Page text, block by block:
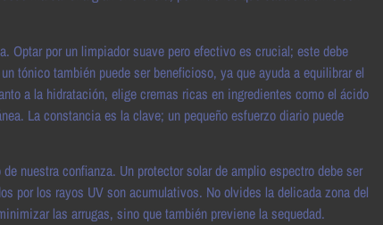
Optar por un limpiador suave pero efectivo es crucial; este debe
tónico también puede ser beneficioso, ya que ayuda a equilibrar el
a la hidratación, elige cremas ricas en ingredientes como el ácido
La constancia es la clave; un pequeño esfuerzo diario puede
nuestra confianza. Un protector solar de amplio espectro debe ser
por los rayos UV son acumulativos. No olvides la delicada zona del
las arrugas, sino que también previene la sequedad.